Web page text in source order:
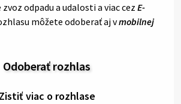
zvoz odpadu a udalosti a viac cez E-
môžete odoberať aj vmobilnej
Odoberať rozhlas
Zistiť viac o rozhlase